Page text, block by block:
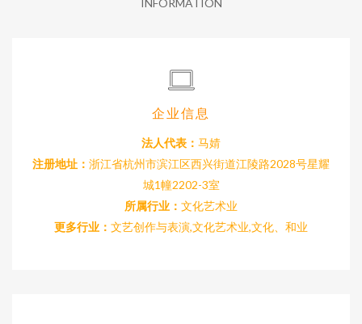
INFORMATION
企业信息
法人代表： 马婧
注册地址： 浙江省杭州市滨江区西兴街道江陵路2028号星耀
城1幢2202-3室
所属行业： 文化艺术业
更多行业： 文艺创作与表演,文化艺术业,文化、和业